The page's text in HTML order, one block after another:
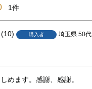
1
10 購入者 埼玉県 50代
めます。感謝、感謝。